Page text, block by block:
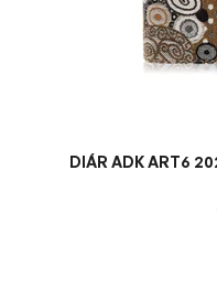
DIÁR ADK ART6